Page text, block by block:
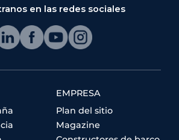
en las redes sociales
EMPRESA
Plan del sitio
Magazine